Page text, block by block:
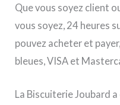
Que vous soyez client
vous soyez, 24 heures
pouvez acheter et
bleues, VISA et
La Biscuiterie Joubard